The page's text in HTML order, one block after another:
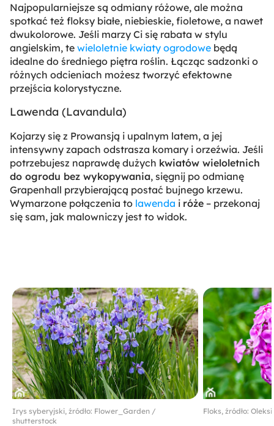
Najpopularniejsze są odmiany różowe, ale można
spotkać też floksy białe, niebieskie, fioletowe, a nawet
dwukolorowe. Jeśli marzy Ci się rabata w stylu
angielskim, te wieloletnie kwiaty ogrodowe będą
idealne do średniego piętra roślin. Łącząc sadzonki o
różnych odcieniach możesz tworzyć efektowne
przejścia kolorystyczne.
Lawenda (Lavandula)
Kojarzy się z Prowansją i upalnym latem, a jej
intensywny zapach odstrasza komary i orzeźwia. Jeśli
potrzebujesz naprawdę dużych kwiatów wieloletnich
do ogrodu bez wykopywania, sięgnij po odmianę
Grapenhall przybierającą postać bujnego krzewu.
Wymarzone połączenia to lawenda i róże – przekonaj
się sam, jak malowniczy jest to widok.
Irys syberyjski, źródło: Flower_Garden /
shutterstock
Floks, źródło: